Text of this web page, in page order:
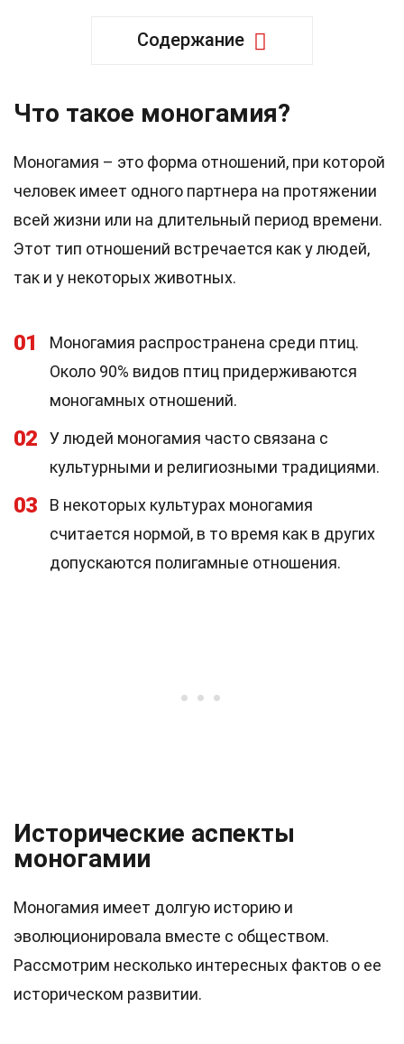
Содержание
Что такое моногамия?
Моногамия – это форма отношений, при которой
человек имеет одного партнера на протяжении
всей жизни или на длительный период времени.
Этот тип отношений встречается как у людей,
так и у некоторых животных.
01
Моногамия распространена среди птиц.
Около 90% видов птиц придерживаются
моногамных отношений.
02
У людей моногамия часто связана с
культурными и религиозными традициями.
03
В некоторых культурах моногамия
считается нормой, в то время как в других
допускаются полигамные отношения.
Исторические аспекты
моногамии
Моногамия имеет долгую историю и
эволюционировала вместе с обществом.
Рассмотрим несколько интересных фактов о ее
историческом развитии.